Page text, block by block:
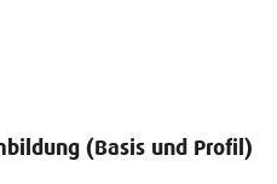
(Basis und Profil)